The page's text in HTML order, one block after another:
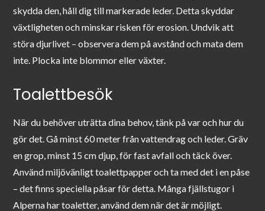
skydda den, håll dig till markerade leder. Detta skyddar
växtligheten och minskar risken för erosion. Undvik att
störa djurlivet – observera dem på avstånd och mata dem
inte. Plocka inte blommor eller växter.
Toalettbesök
När du behöver uträtta dina behov, tänk på var och hur du
gör det. Gå minst 60 meter från vattendrag och leder. Gräv
en grop, minst 15 cm djup, för fast avfall och täck över.
Använd miljövänligt toalettpapper och ta med det i en påse
– det finns speciella påsar för detta. Många fjällstugor i
Alperna har toaletter, använd dem när det är möjligt.